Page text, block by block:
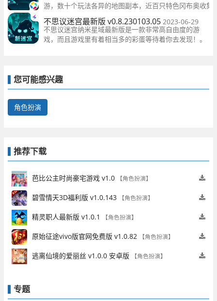
游，数十个玩法各异的地图副本，近百只特色冈布奥收集
百款迷宫彩蛋待你挖掘，上千种组合搭配等你探险。在这
可以玩到别具一格的玩法、简单灵活的操作、
不思议迷宫最新版 v0.8.230103.05 2023-06-29
不思议迷宫纳米星域最新版是一款非常高自由度的游
戏，而且游戏里有着相当多的彩蛋等待着你去发现！。
该阵营的冈布奥进行地下城的探索。他们有自己的专属
技能还可以进行联动，每次只能配备三只冈布奥进行地
下城探索。
您可能感兴趣
角色扮演
推荐下载
芭比公主时尚豪宅游戏 v1.0 【角色扮演】
碧雪情天3D福利版 v1.0.143 【角色扮演】
精灵职人最新版 v1.0.1 【角色扮演】
原始征途vivo版官网免费版 v1.0.82 【角色扮演】
逃离仙境的爱丽丝 v1.0.0 安卓版 【角色扮演】
专题